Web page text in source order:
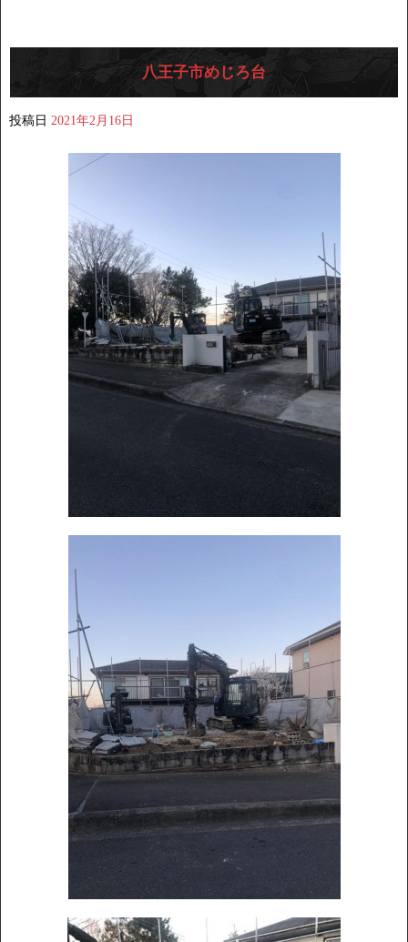
八王子市めじろ台
投稿日 2021年2月16日